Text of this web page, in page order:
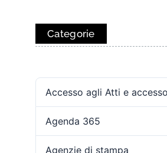
Categorie
Accesso agli Atti e
Agenda 365
Agenzie di stampa